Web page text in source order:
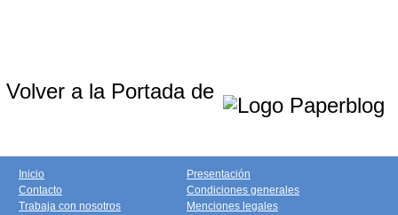
Volver a la Portada de
Inicio
Contacto
Trabaja con nosotros
Presentación
Condiciones generales
Menciones legales